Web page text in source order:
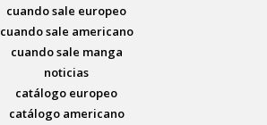
cuando sale europeo
cuando sale americano
cuando sale manga
noticias
catálogo europeo
catálogo americano